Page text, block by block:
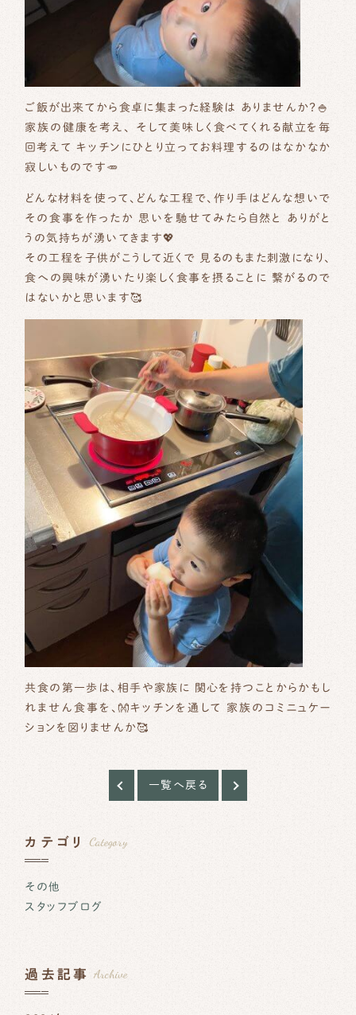
ご飯が出来てから食卓に集まった経験は ありませんか？🍚
家族の健康を考え、 そして美味しく食べてくれる献立を毎
回考えて キッチンにひとり立ってお料理するのはなかなか
寂しいものです🥕
どんな材料を使って、どんな工程で、作り手はどんな想いで
その食事を作ったか 思いを馳せてみたら自然と ありがと
うの気持ちが湧いてきます💖
その工程を子供がこうして近くで 見るのもまた刺激になり、
食への興味が湧いたり楽しく食事を摂ることに 繋がるので
はないかと思います🥰
共食の第一歩は、相手や家族に 関心を持つことからかもし
れません 食事を、👐キッチンを通して 家族のコミニュケー
ションを図りませんか🥰
一覧へ戻る
カテゴリ Category
その他
スタッフブログ
過去記事 Archive